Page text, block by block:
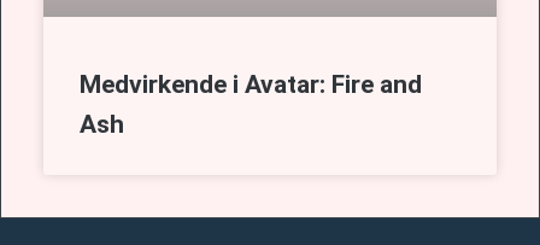
Medvirkende i Avatar: Fire and
Ash